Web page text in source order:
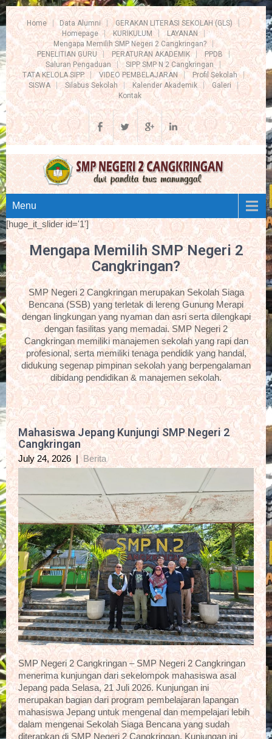
Home Data Alumni
GERAKAN LITERASI SEKOLAH (GLS)
Homepage
KURIKULUM
LAYANAN
Mengapa Memilih SMP Negeri 2 Cangkringan?
PENELITIAN GURU
PERATURAN AKADEMIK
PPDB
Saluran Pengaduan
SIPP SMP N 2 Cangkringan
TATA KELOLA SIPP
VIDEO PEMBELAJARAN
Profil Sekolah
SISWA
Silabus Sekolah Kalender Akademik
Galeri
Kontak
Menu
[huge_it_slider id='1']
Mengapa Memilih SMP Negeri 2
Cangkringan?
SMP Negeri 2 Cangkringan merupakan Sekolah Siaga
Bencana (SSB) yang terletak di lereng Gunung Merapi
dengan lingkungan yang nyaman dan asri serta dilengkapi
dengan fasilitas yang memadai. SMP Negeri 2
Cangkringan memiliki manajemen sekolah yang rapi dan
profesional, serta memiliki tenaga pendidik yang handal,
didukung segenap pimpinan sekolah yang berpengalaman
dibidang pendidikan & manajemen sekolah.
Mahasiswa Jepang Kunjungi SMP Negeri 2
Cangkringan
July 24, 2026 |Berita
SMP Negeri 2 Cangkringan – SMP Negeri 2 Cangkringan
menerima kunjungan dari sekelompok mahasiswa asal
Jepang pada Selasa, 21 Juli 2026. Kunjungan ini
merupakan bagian dari program pembelajaran lapangan
mahasiswa Jepang untuk mengenal dan mempelajari lebih
dalam mengenai Sekolah Siaga Bencana yang sudah
diterapkan di SMP Negeri 2 Cangkringan. Kunjungan ini